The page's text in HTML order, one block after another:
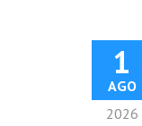
1
AGO
2026